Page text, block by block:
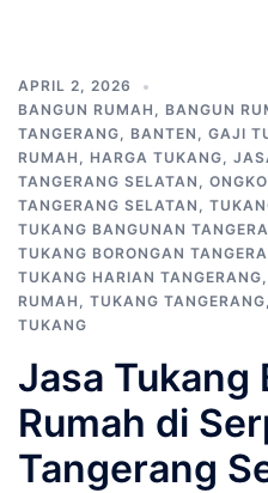
APRIL 2, 2026
BANGUN RUMAH , BANGUN
TANGERANG, BANTEN , GAJI
RUMAH , HARGA TUKANG,
TANGERANG SELATAN ,
TANGERANG SELATAN ,
TUKANG BANGUNAN
TUKANG BORONGAN
TUKANG HARIAN TANGERANG,
RUMAH , TUKANG TANGERANG,
TUKANG
Jasa Tukang
Rumah di
Tangerang